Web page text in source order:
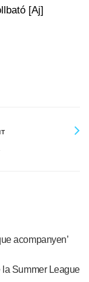
[Aj]
acompanyen’
la Summer League